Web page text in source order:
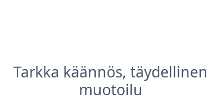
Tarkka käännös, täydellinen
muotoilu